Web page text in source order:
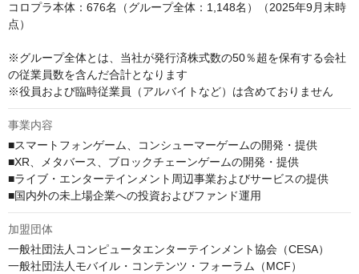
コロプラ本体：676名（グループ全体：1,148名）（2025年9月末時
点）
※グループ全体とは、当社が発行済株式数の50％超を保有する会社
の従業員数を含んだ合計となります
※役員および臨時従業員（アルバイトなど）は含めておりません
事業内容
■スマートフォンゲーム、コンシューマーゲームの開発・提供
■XR、メタバース、ブロックチェーンゲームの開発・提供
■ライブ・エンターテインメント周辺事業およびサービスの提供
■国内外の未上場企業への投資およびファンド運用
加盟団体
一般社団法人コンピュータエンターテインメント協会（CESA）
一般社団法人モバイル・コンテンツ・フォーラム（MCF）